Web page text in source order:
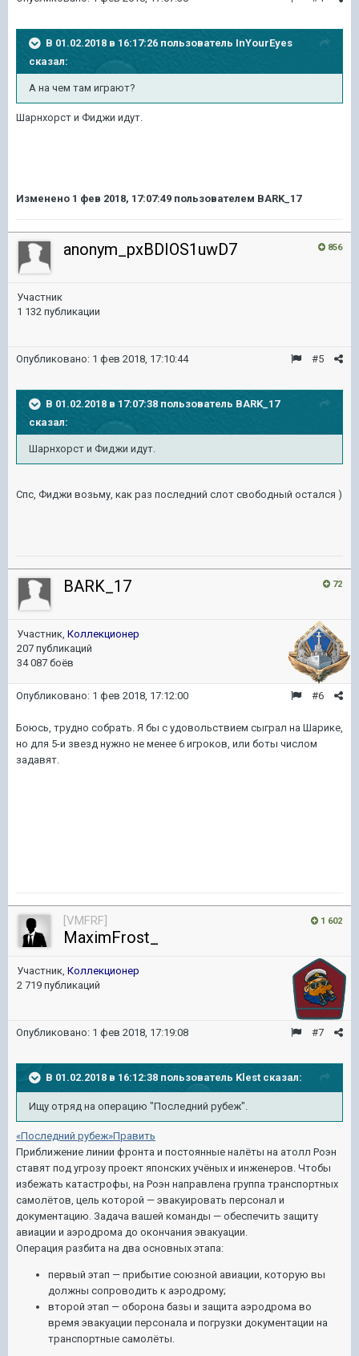
В 01.02.2018 в 16:17:26 пользователь InYourEyes
сказал:
А на чем там играют?
Шарнхорст и Фиджи идут.
Изменено 1 фев 2018, 17:07:49 пользователем BARK_17
856
anonym_pxBDIOS1uwD7
Участник
1 132 публикации
#5
Опубликовано: 1 фев 2018, 17:10:44
В 01.02.2018 в 17:07:38 пользователь BARK_17
сказал:
Шарнхорст и Фиджи идут.
Спс, Фиджи возьму, как раз последний слот свободный остался )
72
BARK_17
Участник, Коллекционер
207 публикаций
34 087 боёв
#6
Опубликовано: 1 фев 2018, 17:12:00
Боюсь, трудно собрать. Я бы с удовольствием сыграл на Шарике,
но для 5-и звезд нужно не менее 6 игроков, или боты числом
задавят.
1 602
[VMFRF]
MaximFrost_
Участник, Коллекционер
2 719 публикаций
#7
Опубликовано: 1 фев 2018, 17:19:08
В 01.02.2018 в 16:12:38 пользователь Klest сказал:
Ищу отряд на операцию "Последний рубеж".
«Последний рубеж»Править
Приближение линии фронта и постоянные налёты на атолл Роэн
ставят под угрозу проект японских учёных и инженеров. Чтобы
избежать катастрофы, на Роэн направлена группа транспортных
самолётов, цель которой — эвакуировать персонал и
документацию. Задача вашей команды — обеспечить защиту
авиации и аэродрома до окончания эвакуации.
Операция разбита на два основных этапа:
первый этап — прибытие союзной авиации, которую вы
должны сопроводить к аэродрому;
второй этап — оборона базы и защита аэродрома во
время эвакуации персонала и погрузки документации на
транспортные самолёты.